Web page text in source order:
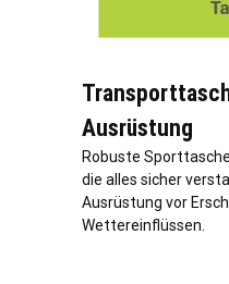
Ausrüstung
Robuste
die alles sicher
Ausrüstung vor
Wettereinflüssen.